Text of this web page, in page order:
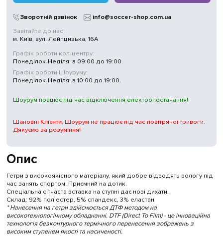
Опис
Гетри з високоякісного матеріалу, який добре відводять вологу під
час занять спортом. Приємний на дотик.
Спеціальна сітчаста вставка на ступні дає нозі дихати.
Склад: 92% поліестер, 5% спандекс, 3% еластан
* Нанесення на гетри здійснюється ДТФ методом на
високотехнологічному обладнанні. DTF (Direct To Film) - це інноваційна
технологія безконтурного термічного перенесення зображень з
високим ступенем якості та насиченості.
Зворотній дзвінок
info@soccer-shop.com.ua
Завітайте до нас:
м. Київ, вул. Лейпцизька, 16А
Графік роботи кол-центру:
Понеділок-Неділя: з 09:00 до 19:00.
Графік роботи Шоуруму:
Понеділок-Неділя: з 10:00 до 19:00.
Шоурум працює під час відключення електропостачання!
Шановні Клієнти, Шоурум не працює під час повітряної тривоги.
Дякуємо за розуміння!